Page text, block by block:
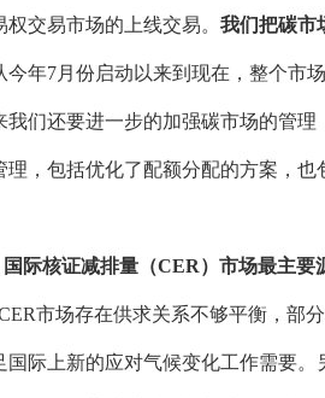
交易市场的上线交易。 我们把碳市
今年7月份启动以来到现在，整个市
我们还要进一步的加强碳市场的管
理，包括优化了配额分配的方案，
国际核证减排量（CER）市场最主要
市场存在供求关系不够平衡，部
国际上新的应对气候变化工作需要